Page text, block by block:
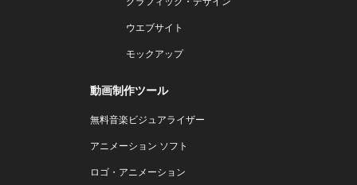
ウエブサイト
モックアップ
動画制作ツール
無料音楽ビジュアライザー
アニメーション ソフト
ロゴ・アニメーション